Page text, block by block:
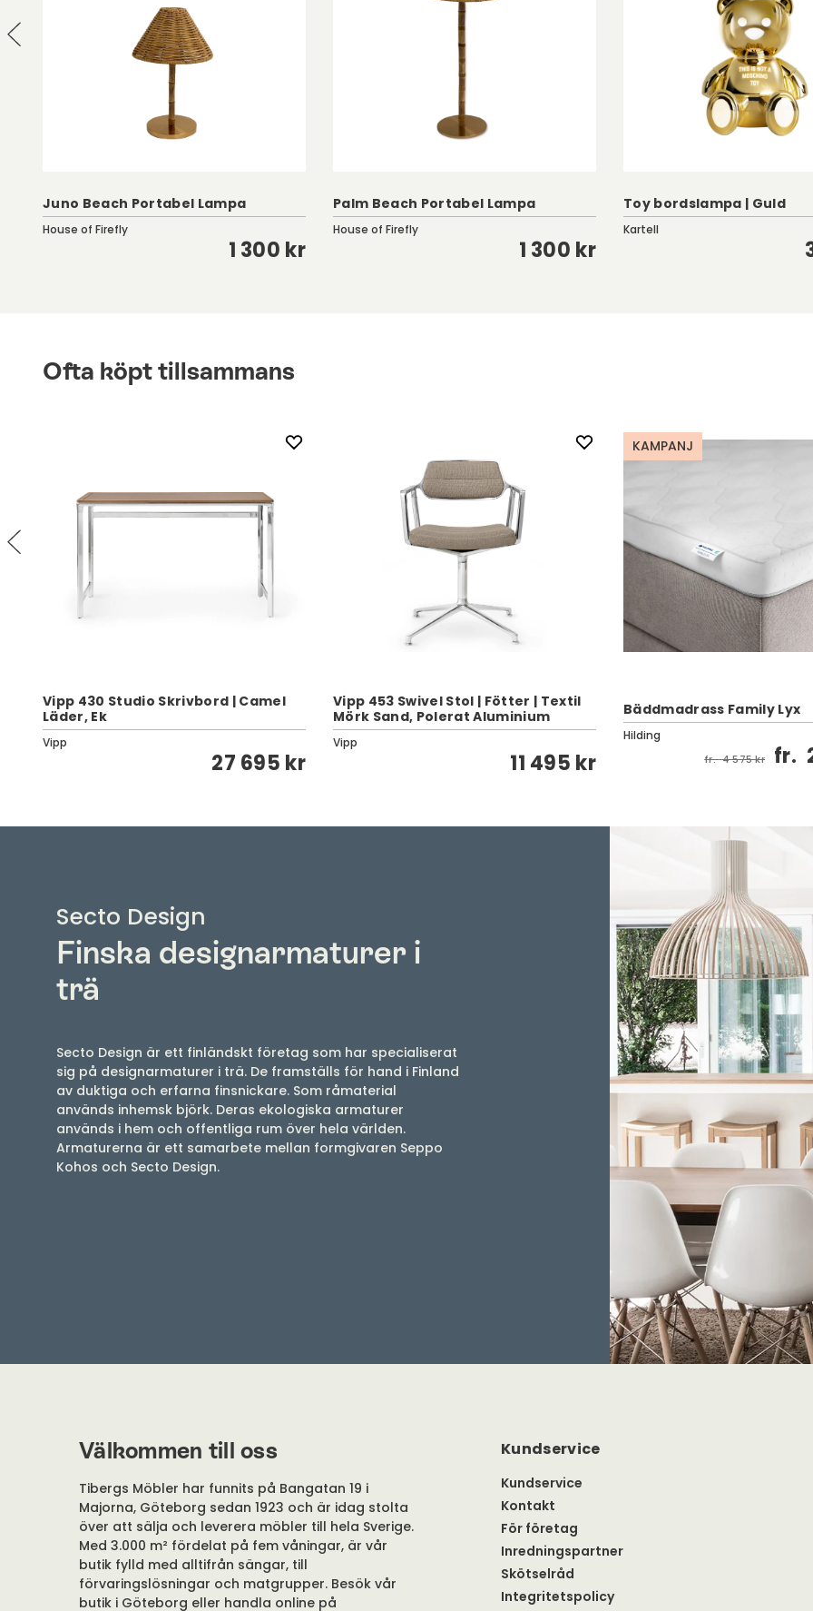
Juno Beach Portabel Lampa
House of Firefly
1 300 kr
Palm Beach Portabel Lampa
House of Firefly
1 300 kr
Toy bordslampa | Guld
Kartell
Ofta köpt tillsammans
Vipp 430 Studio Skrivbord | Camel
Läder, Ek
Vipp
27 695 kr
Vipp 453 Swivel Stol | Fötter | Textil
Mörk Sand, Polerat Aluminium
Vipp
11 495 kr
KAMPANJ
Bäddmadrass Family Lyx
Hilding
fr. 4 575 kr fr.
Secto Design
Finska designarmaturer i
trä
Secto Design är ett finländskt företag som har specialiserat
sig på designarmaturer i trä. De framställs för hand i Finland
av duktiga och erfarna finsnickare. Som råmaterial
används inhemsk björk. Deras ekologiska armaturer
används i hem och offentliga rum över hela världen.
Armaturerna är ett samarbete mellan formgivaren Seppo
Kohos och Secto Design.
Välkommen till oss
Tibergs Möbler har funnits på Bangatan 19 i
Majorna, Göteborg sedan 1923 och är idag stolta
över att sälja och leverera möbler till hela Sverige.
Med 3.000 m² fördelat på fem våningar, är vår
butik fylld med alltifrån sängar, till
förvaringslösningar och matgrupper. Besök vår
butik i Göteborg eller handla online på
Kundservice
Kundservice
Kontakt
För företag
Inredningspartner
Skötselråd
Integritetspolicy